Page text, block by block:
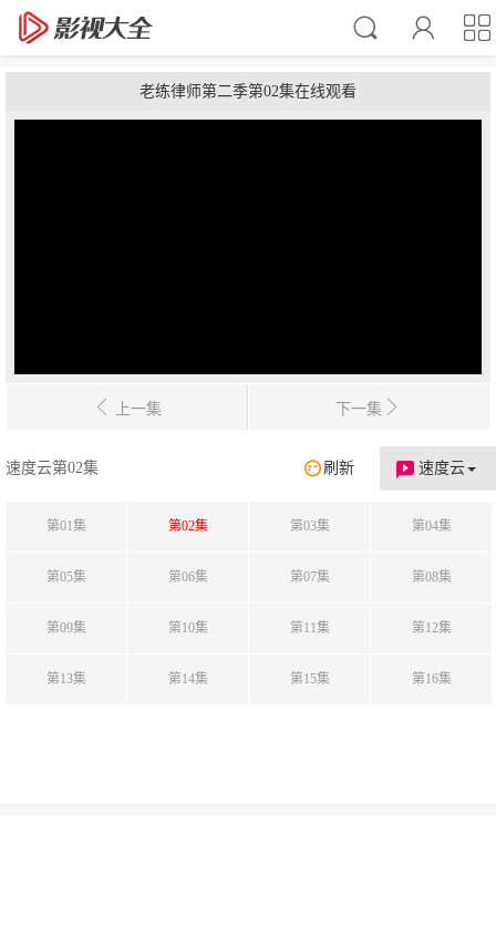
老练律师第二季第02集在线观看
上一集 下一集
速度云
刷新
速度云第02集
第01集 第02集 第03集 第04集
第05集 第06集 第07集 第08集
第09集 第10集 第11集 第12集
第13集 第14集 第15集 第16集